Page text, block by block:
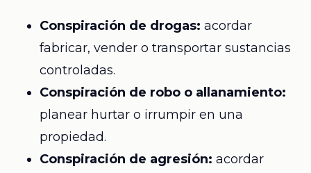
Conspiración de drogas: acordar
fabricar, vender o transportar sustancias
controladas.
Conspiración de robo o allanamiento:
planear hurtar o irrumpir en una
propiedad.
Conspiración de agresión: acordar